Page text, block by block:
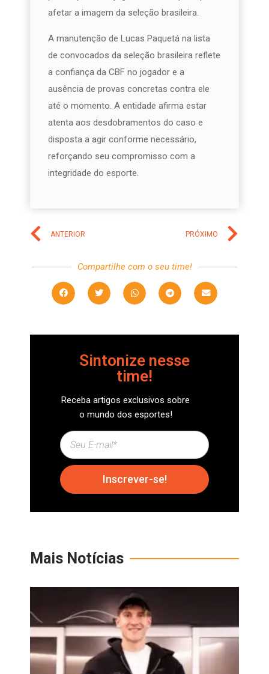
afetar a imagem da seleção brasileira.
A manutenção de Lucas Paquetá na lista
de convocados da seleção brasileira reflete
a confiança da CBF no jogador e a
ausência de provas concretas contra ele
até o momento. A entidade afirma estar
atenta aos desdobramentos do caso e
disposta a agir conforme necessário,
reforçando seu compromisso com a
integridade do esporte.
ANTERIOR PRÓXIMO
Compartilhe com o seu time!
Sintonize nesse
time!
Receba artigos exclusivos sobre
o mundo dos esportes!
Inscrever-se!
Mais Notícias